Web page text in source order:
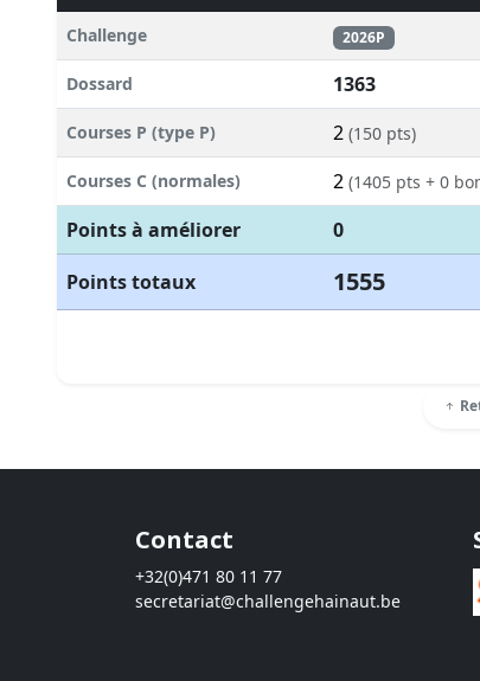
Challenge 2026P
Dossard 1363
Courses P (type P) 2 (150 pts)
Courses C (normales) 2 (1405 pts + 0
Points à améliorer
0
Points totaux
1555
Contact
+32(0)471 80 11 77
secretariat@challengehainaut.be